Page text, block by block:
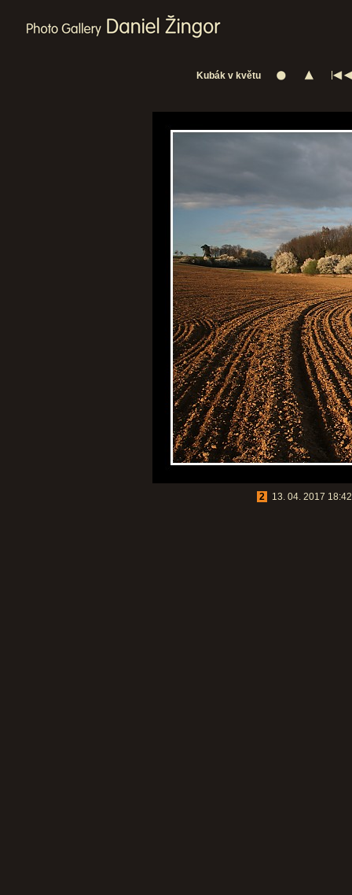
Kubák v květu
2 13. 04. 2017